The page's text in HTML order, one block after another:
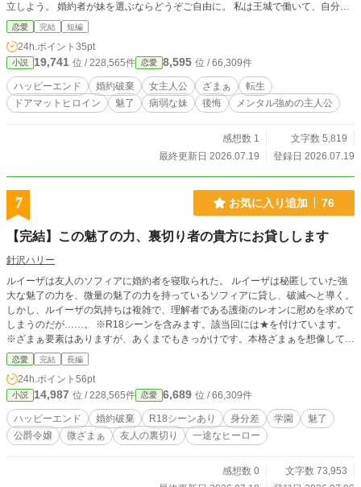
立しよう。 婚約者が妹を選ぶならどうぞご自由に。 私は王城で働いて、自分の
人生を生きます。 ところが社交界デビューの日、そんなクラリスをずっと見て
いたという青年貴族が現れて――。 これは、「役割」として生きてきたドアマ
ット令嬢が、自分の意思で幸せを選ぶ物語。 ※本作品は小説家になろうにも掲
載しています
恋愛 完結 短編
24h.ポイント 35pt
小説 19,741 位 / 228,565件 恋愛 8,595 位 / 66,309件
ハッピーエンド 婚約破棄 女主人公 ざまぁ
転生
ドアマットヒロイン
魅了 病弱な妹 後悔 メンタル強めの主人公
感想数 1
文字数 5,819
最終更新日 2026.07.19
登録日 2026.07.19
7 お気に入り追加 76
【完結】この魅了の力、裏切り者の貴方にお貸しします
針沢ハリー
ルイーザは友人のソフィアに婚約者を寝取られた。 ルイーザは秘匿していた強
大な魅了の力を、微量の魅了の力を持っているソフィアに貸し、破滅へと導く。
しかし、ルイーザの気持ちは複雑で、理解者である護衛のレオンに慰めを求めて
しまうのだが……。 ※R18シーンを含みます。該当回には★を付けています。
※ざまぁ要素はありますが、あくまでもきっかけです。本格ざまぁを想像して読
むとがっかりされるかもしれません。 ※公開中の『ハイスペ魔法使いの研究対
象ですが、強引に求愛されています』の子ども世代のお話ですが、物語としての
連続性はありません。
恋愛 完結 長編
24h.ポイント 56pt
小説 14,987 位 / 228,565件 恋愛 6,689 位 / 66,309件
ハッピーエンド 婚約破棄 R18シーンあり 身分差 学園
魅了
公爵令嬢
微ざまぁ 友人の裏切り 一途なヒーロー
感想数 0
文字数 73,953